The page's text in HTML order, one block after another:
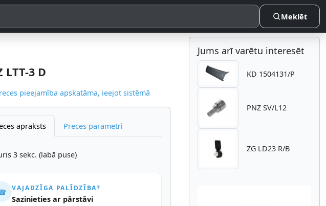
Meklēt
LTT-3 D
pieejamība apskatāma, ieejot sistēmā
apraksts Preces parametri
3 sekc. (labā puse)
VAJADZĪGA PALĪDZĪBA?
Sazinieties ar pārstāvi
Jums arī varētu interesēt
KD 1504131/P
PNZ SV/L12
ZG LD23 R/B